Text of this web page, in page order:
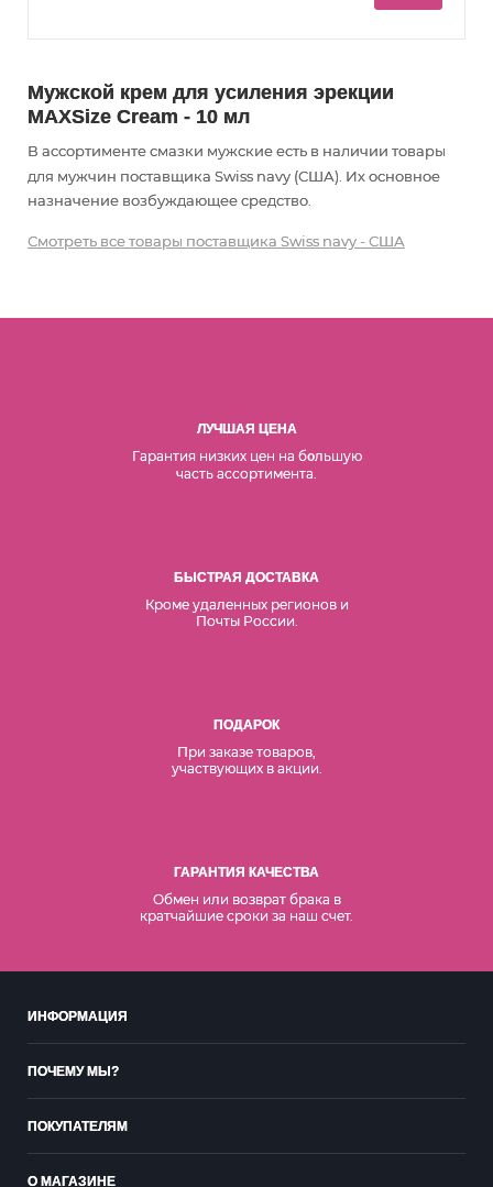
Мужской крем для усиления эрекции
MAXSize Cream - 10 мл
В ассортименте смазки мужские есть в наличии товары
для мужчин поставщика Swiss navy (США). Их основное
назначение возбуждающее средство
Смотреть все товары поставщика Swiss navy - США
ЛУЧШАЯ ЦЕНА
Гарантия низких цен на большую
часть ассортимента.
БЫСТРАЯ ДОСТАВКА
Кроме удаленных регионов и
Почты России.
ПОДАРОК
При заказе товаров,
участвующих в акции.
ГАРАНТИЯ КАЧЕСТВА
Обмен или возврат брака в
кратчайшие сроки за наш счет.
ИНФОРМАЦИЯ
ПОЧЕМУ МЫ?
ПОКУПАТЕЛЯМ
О МАГАЗИНЕ